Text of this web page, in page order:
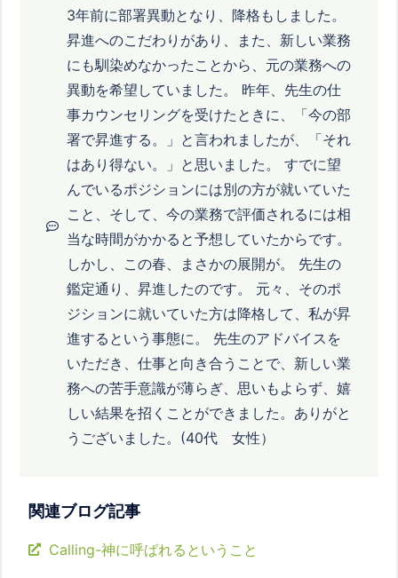
3年前に部署異動となり、降格もしました。
昇進へのこだわりがあり、また、新しい業務
にも馴染めなかったことから、元の業務への
異動を希望していました。 昨年、先生の仕
事カウンセリングを受けたときに、「今の部
署で昇進する。」と言われましたが、「それ
はあり得ない。」と思いました。 すでに望
んでいるポジションには別の方が就いていた
こと、そして、今の業務で評価されるには相
当な時間がかかると予想していたからです。
しかし、この春、まさかの展開が。 先生の
鑑定通り、昇進したのです。 元々、そのポ
ジションに就いていた方は降格して、私が昇
進するという事態に。 先生のアドバイスを
いただき、仕事と向き合うことで、新しい業
務への苦手意識が薄らぎ、思いもよらず、嬉
しい結果を招くことができました。ありがと
うございました。(40代 女性）
関連ブログ記事
Calling-神に呼ばれるということ